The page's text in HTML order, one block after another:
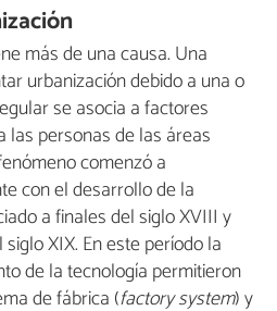
más de una causa. Una
urbanización debido a una o
se asocia a factores
las personas de las áreas
comenzó a
con el desarrollo de la
a finales del siglo XVIII y
XIX. En este período la
de la tecnología permitieron
de fábrica (factory system) y